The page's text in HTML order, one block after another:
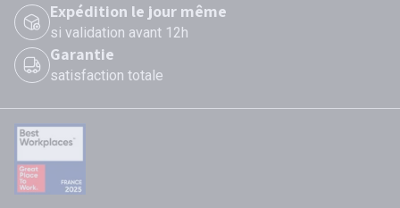
Expédition le jour même
si validation avant 12h
Garantie
satisfaction totale